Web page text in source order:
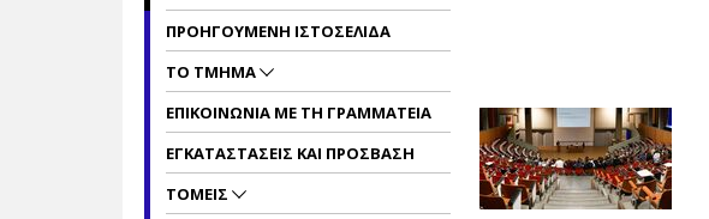
ΠΡΟΗΓΟΥΜΕΝΗ ΙΣΤΟΣΕΛΙΔΑ
ΤΟ ΤΜΗΜΑ
ΕΠΙΚΟΙΝΩΝΙΑ ΜΕ ΤΗ ΓΡΑΜΜΑΤΕΙΑ
ΕΓΚΑΤΑΣΤΑΣΕΙΣ ΚΑΙ ΠΡΟΣΒΑΣΗ
ΤΟΜΕΙΣ